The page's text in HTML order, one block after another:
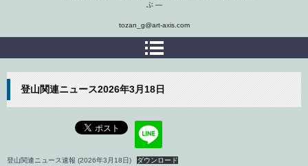
ぶ ―
tozan_g@art-axis.com
登山関連ニュース2026年3月18日
登山関連ニュース速報 (2026年3月18日) ダウンロード